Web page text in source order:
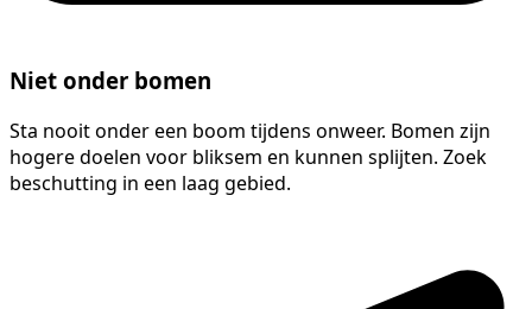
Niet onder bomen
Sta nooit onder een boom tijdens onweer. Bomen zijn
hogere doelen voor bliksem en kunnen splijten. Zoek
beschutting in een laag gebied.